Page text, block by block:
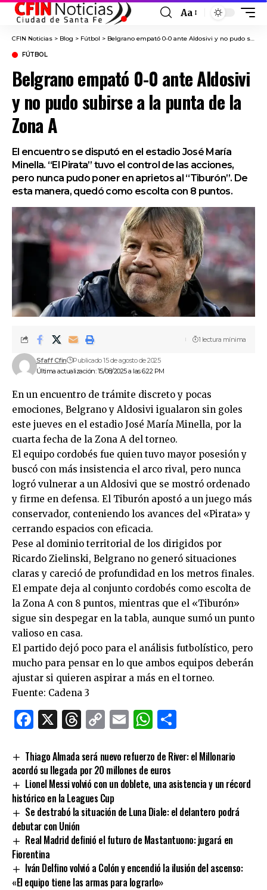
Font
Resizer
Aa
CFIN Noticias > Blog > Fútbol > Belgrano empató 0-0 ante Aldosivi y no pudo subirse a la punta de la Zona A
FÚTBOL
Belgrano empató 0-0 ante Aldosivi
y no pudo subirse a la punta de la
Zona A
El encuentro se disputó en el estadio José María
Minella. “El Pirata” tuvo el control de las acciones,
pero nunca pudo poner en aprietos al “Tiburón”. De
esta manera, quedó como escolta con 8 puntos.
Última actualización: 15/08/2025 a las 6:22 PM
Sfaff Cfin Publicado 15 de agosto de 2025
1 lectura mínima
En un encuentro de trámite discreto y pocas
emociones, Belgrano y Aldosivi igualaron sin goles
este jueves en el estadio José María Minella, por la
cuarta fecha de la Zona A del torneo.
El equipo cordobés fue quien tuvo mayor posesión y
buscó con más insistencia el arco rival, pero nunca
logró vulnerar a un Aldosivi que se mostró ordenado
y firme en defensa. El Tiburón apostó a un juego más
conservador, conteniendo los avances del «Pirata» y
cerrando espacios con eficacia.
Pese al dominio territorial de los dirigidos por
Ricardo Zielinski, Belgrano no generó situaciones
claras y careció de profundidad en los metros finales.
El empate deja al conjunto cordobés como escolta de
la Zona A con 8 puntos, mientras que el «Tiburón»
sigue sin despegar en la tabla, aunque sumó un punto
valioso en casa.
El partido dejó poco para el análisis futbolístico, pero
mucho para pensar en lo que ambos equipos deberán
ajustar si quieren aspirar a más en el torneo.
Fuente: Cadena 3
Facebook
X Threads
CopyEmailWhatsApp
Thiago Almada será nuevo refuerzo de River: el Millonario
acordó su llegada por 20 millones de euros
Lionel Messi volvió con un doblete, una asistencia y un récord
histórico en la Leagues Cup
Se destrabó la situación de Luna Diale: el delantero podrá
debutar con Unión
Real Madrid definió el futuro de Mastantuono: jugará en
Fiorentina
Iván Delfino volvió a Colón y encendió la ilusión del ascenso:
«El equipo tiene las armas para lograrlo»